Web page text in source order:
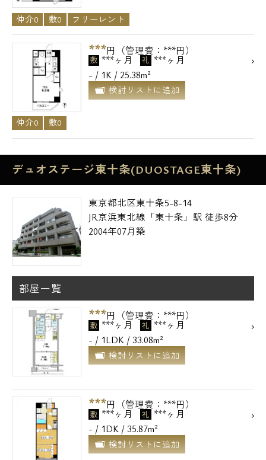
仲介0 敷0 フリーレント
***円（管理費：***円）
敷 ***ヶ月 礼 ***ヶ月
- / 1K / 25.38m²
検討リストに追加
仲介0 敷0
デュオステージ東十条(DUOSTAGE東十条)
東京都北区東十条5-8-14
JR京浜東北線「東十条」駅 徒歩8分
2004年07月築
部屋一覧
***円（管理費：***円）
敷 ***ヶ月 礼 ***ヶ月
- / 1LDK / 33.08m²
検討リストに追加
***円（管理費：***円）
敷 ***ヶ月 礼 ***ヶ月
- / 1DK / 35.87m²
検討リストに追加